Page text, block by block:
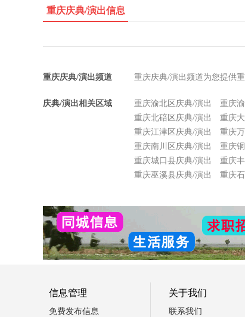
重庆庆典/演出信息
重庆庆典/演出频道 重庆庆典/演出频道为您提供
庆典/演出相关区域 重庆渝北区庆典/演出 重庆
重庆北碚区庆典/演出
重庆
重庆江津区庆典/演出
重庆
重庆南川区庆典/演出
重庆
重庆城口县庆典/演出
重庆
重庆巫溪县庆典/演出
重庆
信息管理
免费发布信息
关于我们
联系我们